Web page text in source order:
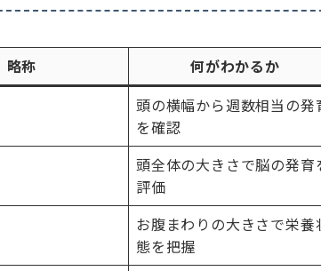
略称 何がわかるか
頭の横幅から週数相当の発
を確認
頭全体の大きさで脳の発育
評価
お腹まわりの大きさで栄養
態を把握